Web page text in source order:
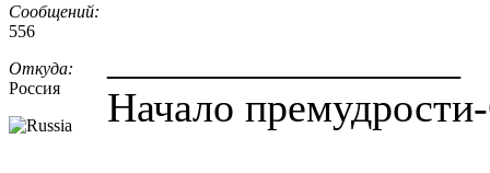
Сообщений:
556
Откуда:
Россия
Начало